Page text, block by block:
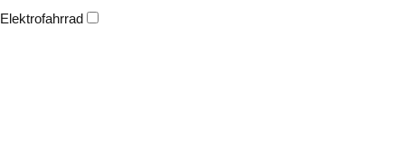
Elektrofahrrad